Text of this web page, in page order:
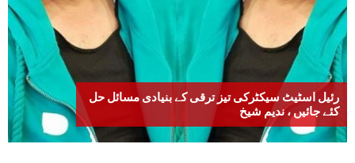
رئیل اسٹیٹ سیکٹرکی تیز ترقی کے بنیادی مسائل حل
کئے جائیں ، ندیم شیخ